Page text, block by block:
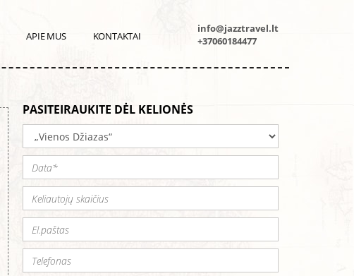
info@jazztravel.lt
+37060184477
APIE MUS KONTAKTAI
PASITEIRAUKITE DĖL KELIONĖS